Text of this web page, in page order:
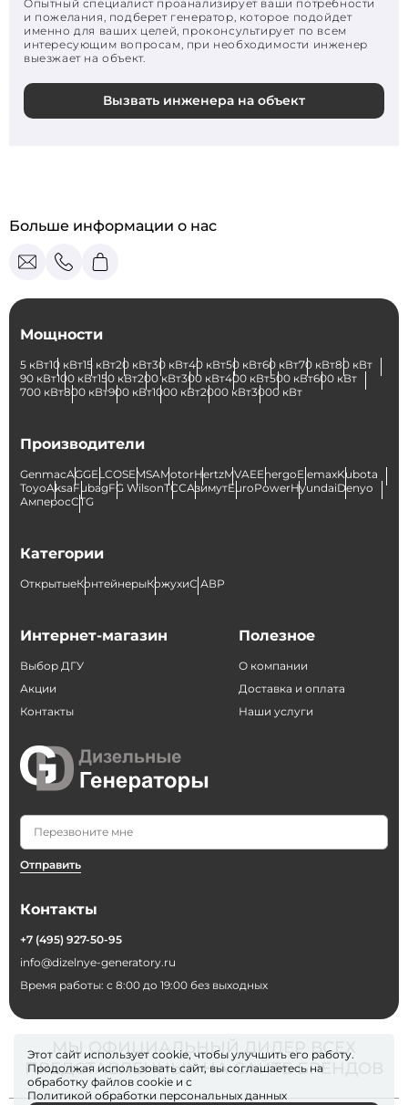
Опытный специалист проанализирует ваши потребности
и пожелания, подберет генератор, которое подойдет
именно для ваших целей, проконсультирует по всем
интересующим вопросам, при необходимости инженер
выезжает на объект.
Вызвать инженера на объект
Больше информации о нас
Мощности
5 кВт10 кВт15 кВт20 кВт30 кВт40 кВт50 кВт60 кВт70 кВт80 кВт
90 кВт100 кВт150 кВт200 кВт300 кВт400 кВт500 кВт600 кВт
700 кВт800 кВт900 кВт1000 кВт2000 кВт3000 кВт
Производители
GenmacAGGELCOSEMSAMotorHertzMVAEEnergoElemaxKubota
ToyoAksaFubagFG WilsonТССАзимутEuroPowerHyundaiDenyo
АмперосCTG
Категории
ОткрытыеКонтейнерыКожухиС АВР
Интернет-магазин
Выбор ДГУ
Акции
Контакты
Отправить
Полезное
О компании
Доставка и оплата
Наши услуги
Контакты
+7 (495) 927-50-95
info@dizelnye-generatory.ru
Время работы: с 8:00 до 19:00 без выходных
МЫ ОФИЦИАЛЬНЫЙ ДИЛЕР ВСЕХ
ПРЕДСТАВЛЕННЫХ НА САЙТЕ БРЕНДОВ
Этот сайт использует cookie, чтобы улучшить его работу.
Продолжая использовать сайт, вы соглашаетесь на
обработку файлов cookie и с
Политикой обработки персональных данных